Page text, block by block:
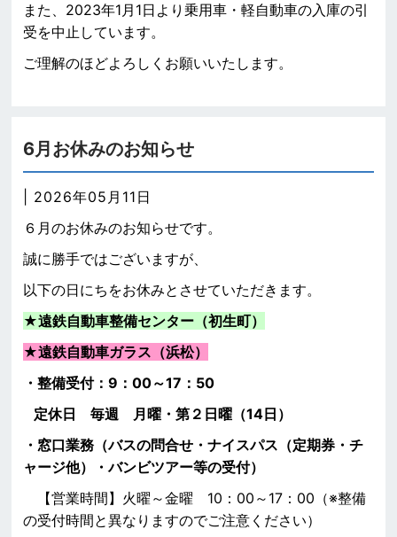
また、2023年1月1日より乗用車・軽自動車の入庫の引
受を中止しています。
ご理解のほどよろしくお願いいたします。
6月お休みのお知らせ
| 2026年05月11日
６月のお休みのお知らせです。
誠に勝手ではございますが、
以下の日にちをお休みとさせていただきます。
★遠鉄自動車整備センター（初生町）
★遠鉄自動車ガラス（浜松）
・整備受付：9：00～17：50
定休日 毎週 月曜・第２日曜（14日）
・窓口業務（バスの問合せ・ナイスパス（定期券・チ
ャージ他）・バンビツアー等の受付）
【営業時間】火曜～金曜 10：00～17：00（※整備
の受付時間と異なりますのでご注意ください）